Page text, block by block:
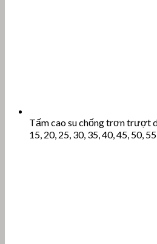
Tấm cao su chống trơn trượt
15, 20, 25, 30, 35, 40, 45, 50,